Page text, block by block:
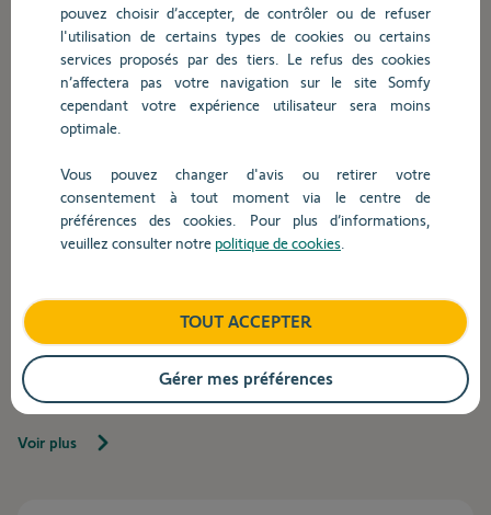
ÉVÈNEMENT
Somfy vous attend au salon Batimat :
obtenez votre badge visiteur
Voir plus
pouvez choisir d’accepter, de contrôler ou de refuser
l'utilisation de certains types de cookies ou certains
services proposés par des tiers. Le refus des cookies
n’affectera pas votre navigation sur le site Somfy
cependant votre expérience utilisateur sera moins
optimale.
Vous pouvez changer d'avis ou retirer votre
consentement à tout moment via le centre de
préférences des cookies. Pour plus d’informations,
veuillez consulter notre politique de cookies
TOUT ACCEPTER
Gérer mes préférences